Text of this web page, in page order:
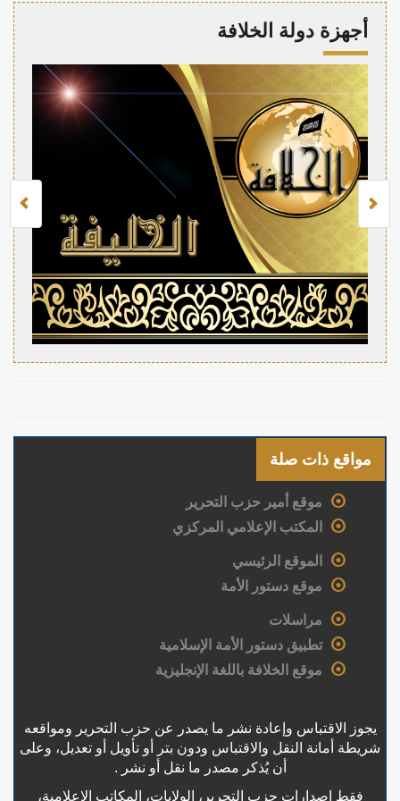
أجهزة دولة الخلافة
مواقع ذات صلة
موقع أمير حزب التحرير
المكتب الإعلامي المركزي
الموقع الرئيسي
موقع دستور الأمة
مراسلات
تطبيق دستور الأمة الإسلامية
موقع الخلافة باللغة الإنجليزية
يجوز الاقتباس وإعادة نشر ما يصدر عن حزب التحرير ومواقعه
شريطة أمانة النقل والاقتباس ودون بتر أو تأويل أو تعديل، وعلى
أن يُذكر مصدر ما نقل أو نشر .
فقط إصدارات حزب التحرير، الولايات، المكاتب الإعلامية،